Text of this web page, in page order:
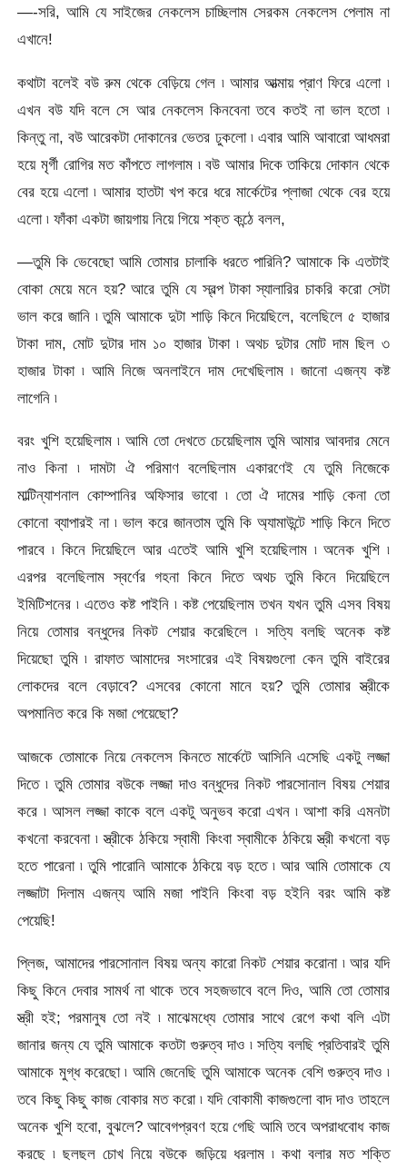
—-সরি, আমি যে সাইজের নেকলেস চাচ্ছিলাম সেরকম নেকলেস পেলাম না
এখানে!
কথাটা বলেই বউ রুম থেকে বেড়িয়ে গেল ৷ আমার আত্মায় প্রাণ ফিরে এলো ৷
এখন বউ যদি বলে সে আর নেকলেস কিনবেনা তবে কতই না ভাল হতো ৷
কিন্তু না, বউ আরেকটা দোকানের ভেতর ঢুকলো ৷ এবার আমি আবারো আধমরা
হয়ে মৃর্গী রোগির মত কাঁপতে লাগলাম ৷ বউ আমার দিকে তাকিয়ে দোকান থেকে
বের হয়ে এলো ৷ আমার হাতটা খপ করে ধরে মার্কেটের প্লাজা থেকে বের হয়ে
এলো ৷ ফাঁকা একটা জায়গায় নিয়ে গিয়ে শক্ত কন্ঠে বলল,
—তুমি কি ভেবেছো আমি তোমার চালাকি ধরতে পারিনি? আমাকে কি এতটাই
বোকা মেয়ে মনে হয়? আরে তুমি যে স্বল্প টাকা স্যালারির চাকরি করো সেটা
ভাল করে জানি ৷ তুমি আমাকে দুটা শাড়ি কিনে দিয়েছিলে, বলেছিলে ৫ হাজার
টাকা দাম, মোট দুটার দাম ১০ হাজার টাকা ৷ অথচ দুটার মোট দাম ছিল ৩
হাজার টাকা ৷ আমি নিজে অনলাইনে দাম দেখেছিলাম ৷ জানো এজন্য কষ্ট
লাগেনি ৷
বরং খুশি হয়েছিলাম ৷ আমি তো দেখতে চেয়েছিলাম তুমি আমার আবদার মেনে
নাও কিনা ৷ দামটা ঐ পরিমাণ বলেছিলাম একারণেই যে তুমি নিজেকে
মাল্টিন্যাশনাল কোম্পানির অফিসার ভাবো ৷ তো ঐ দামের শাড়ি কেনা তো
কোনো ব্যাপারই না ৷ ভাল করে জানতাম তুমি কি অ্যামাউন্টে শাড়ি কিনে দিতে
পারবে ৷ কিনে দিয়েছিলে আর এতেই আমি খুশি হয়েছিলাম ৷ অনেক খুশি ৷
এরপর বলেছিলাম স্বর্ণের গহনা কিনে দিতে অথচ তুমি কিনে দিয়েছিলে
ইমিটিশনের ৷ এতেও কষ্ট পাইনি ৷ কষ্ট পেয়েছিলাম তখন যখন তুমি এসব বিষয়
নিয়ে তোমার বন্ধুদের নিকট শেয়ার করেছিলে ৷ সত্যি বলছি অনেক কষ্ট
দিয়েছো তুমি ৷ রাফাত আমাদের সংসারের এই বিষয়গুলো কেন তুমি বাইরের
লোকদের বলে বেড়াবে? এসবের কোনো মানে হয়? তুমি তোমার স্ত্রীকে
অপমানিত করে কি মজা পেয়েছো?
আজকে তোমাকে নিয়ে নেকলেস কিনতে মার্কেটে আসিনি এসেছি একটু লজ্জা
দিতে ৷ তুমি তোমার বউকে লজ্জা দাও বন্ধুদের নিকট পারসোনাল বিষয় শেয়ার
করে ৷ আসল লজ্জা কাকে বলে একটু অনুভব করো এখন ৷ আশা করি এমনটা
কখনো করবেনা ৷ স্ত্রীকে ঠকিয়ে স্বামী কিংবা স্বামীকে ঠকিয়ে স্ত্রী কখনো বড়
হতে পারেনা ৷ তুমি পারোনি আমাকে ঠকিয়ে বড় হতে ৷ আর আমি তোমাকে যে
লজ্জাটা দিলাম এজন্য আমি মজা পাইনি কিংবা বড় হইনি বরং আমি কষ্ট
পেয়েছি!
প্লিজ, আমাদের পারসোনাল বিষয় অন্য কারো নিকট শেয়ার করোনা ৷ আর যদি
কিছু কিনে দেবার সামর্থ না থাকে তবে সহজভাবে বলে দিও, আমি তো তোমার
স্ত্রী হই; পরমানুষ তো নই ৷ মাঝেমধ্যে তোমার সাথে রেগে কথা বলি এটা
জানার জন্য যে তুমি আমাকে কতটা গুরুত্ব দাও ৷ সত্যি বলছি প্রতিবারই তুমি
আমাকে মুগ্ধ করেছো ৷ আমি জেনেছি তুমি আমাকে অনেক বেশি গুরুত্ব দাও ৷
তবে কিছু কিছু কাজ বোকার মত করো ৷ যদি বোকামী কাজগুলো বাদ দাও তাহলে
অনেক খুশি হবো, বুঝলে? আবেগপ্রবণ হয়ে গেছি আমি তবে অপরাধবোধ কাজ
করছে ৷ ছলছল চোখ নিয়ে বউকে জড়িয়ে ধরলাম ৷ কথা বলার মত শক্তি